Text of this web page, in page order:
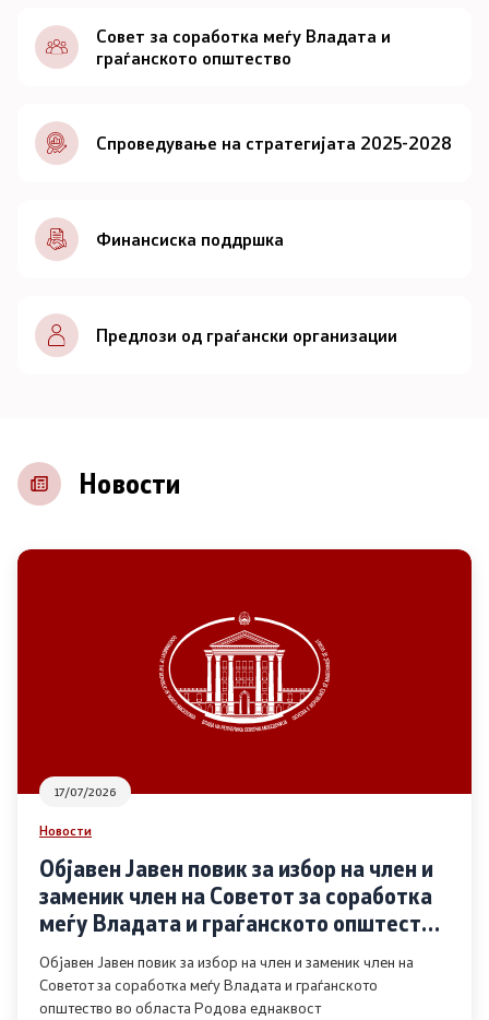
Документи
Совет
За советот
Документи
Записници и дневни редови од седниците на
Советот
Контакт
Основање на здружение
Дијалог меѓу Владата и граѓанскиот сектор
Отворени денови за иницијативи на граѓанските
организации
Финансиска поддршка
Совет за соработка меѓу Владата и
граѓанското општество
Спроведување на стратегијата 2025-2028
Финансиска поддршка
Предлози од граѓански организации
Новости
17/07/2026
Новости
Објавен Јавен повик за избор на член и
заменик член на Советот за соработка
меѓу Владата и граѓанското општество
во областа Родова еднаквост
Објавен Јавен повик за избор на член и заменик член на
Советот за соработка меѓу Владата и граѓанското
општество во областа Родова еднаквост